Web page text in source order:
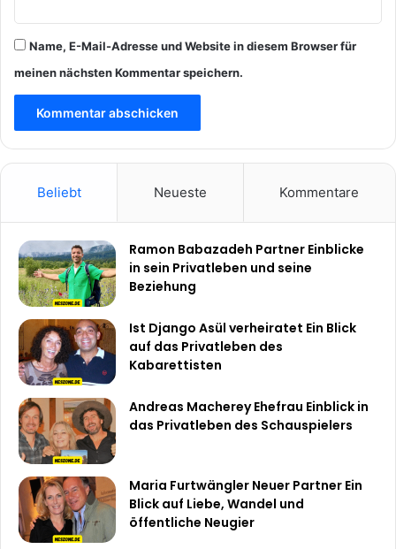
Name, E-Mail-Adresse und Website in diesem Browser für
meinen nächsten Kommentar speichern.
Beliebt Neueste Kommentare
Ramon Babazadeh Partner Einblicke
in sein Privatleben und seine
Beziehung
Ist Django Asül verheiratet Ein Blick
auf das Privatleben des
Kabarettisten
Andreas Macherey Ehefrau Einblick in
das Privatleben des Schauspielers
Maria Furtwängler Neuer Partner Ein
Blick auf Liebe, Wandel und
öffentliche Neugier